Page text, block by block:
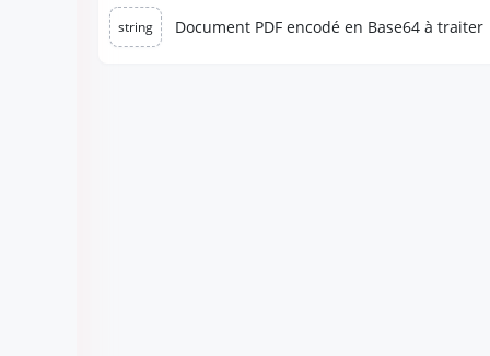
string Document PDF encodé en Base64 à traiter